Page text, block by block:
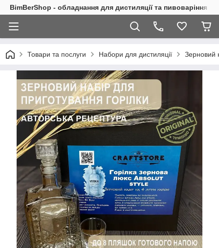
BimBerShop - обладнання для дистиляції та пивоваріння
Товари та послуги Набори для дистиляції Зерновий